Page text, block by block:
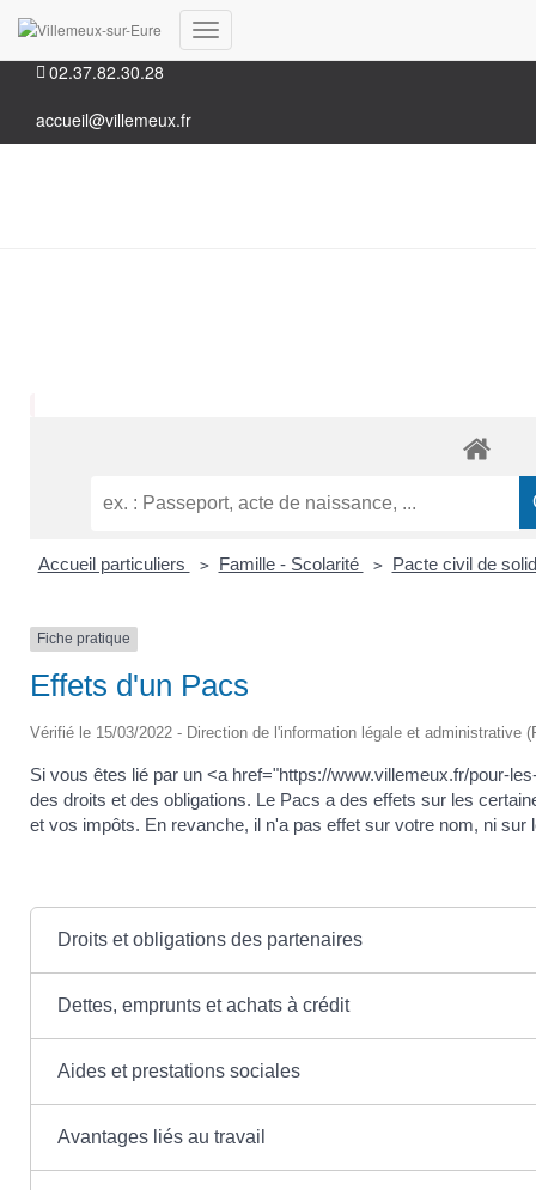
35, Grande rue 28210 Villemeux-sur-Eure
02.37.82.30.28
accueil@villemeux.fr
Déplier
Accueil particuliers > Famille - Scolarité > Pacte civil de
Fiche pratique
Effets d'un Pacs
Vérifié le 15/03/2022 - Direction de l'information légale et administrative
Si vous êtes lié par un <a href="https://www.villemeux.fr/pour-
des droits et des obligations. Le Pacs a des effets sur les
et vos impôts. En revanche, il n'a pas effet sur votre nom, ni sur
Droits et obligations des partenaires
Dettes, emprunts et achats à crédit
Aides et prestations sociales
Avantages liés au travail